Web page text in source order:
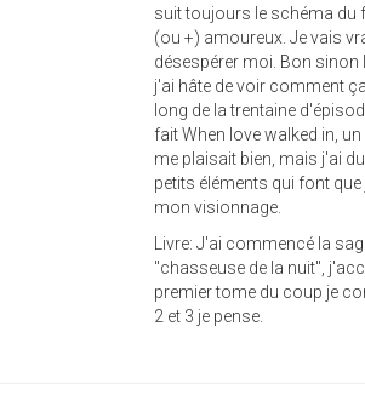
suit toujours le schéma
(ou +) amoureux. Je vais
désespérer moi. Bon sinon
j'ai hâte de voir comment
long de la trentaine
fait When love walked in,
me plaisait bien, mais j'ai
petits éléments qui font que
mon visionnage.
Livre: J'ai commencé la
"chasseuse de la nuit",
premier tome du coup je
2 et 3 je pense.